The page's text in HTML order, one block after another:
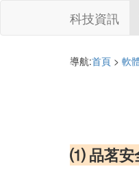
科技資訊
導航:首頁 > 軟
⑴ 品茗安